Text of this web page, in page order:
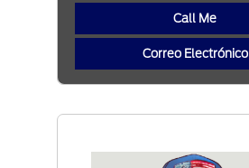
Call Me
Correo Electrónico